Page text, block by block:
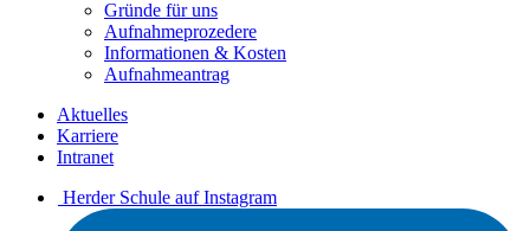
Gründe für uns
Aufnahmeprozedere
Informationen & Kosten
Aufnahmeantrag
Aktuelles
Karriere
Intranet
Herder Schule auf Instagram